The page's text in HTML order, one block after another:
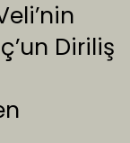
Diriliş